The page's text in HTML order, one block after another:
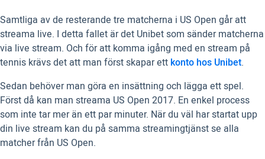
Samtliga av de resterande tre matcherna i US Open går att
streama live. I detta fallet är det Unibet som sänder matcherna
via live stream. Och för att komma igång med en stream på
tennis krävs det att man först skapar ett konto hos Unibet.
Sedan behöver man göra en insättning och lägga ett spel.
Först då kan man streama US Open 2017. En enkel process
som inte tar mer än ett par minuter. När du väl har startat upp
din live stream kan du på samma streamingtjänst se alla
matcher från US Open.